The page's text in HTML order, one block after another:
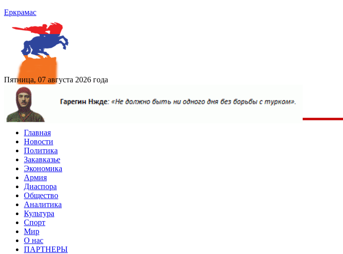
Еркрамас
Пятница, 07 августа 2026 года
Главная
Новости
Политика
Закавказье
Экономика
Армия
Диаспора
Общество
Аналитика
Культура
Спорт
Мир
О нас
ПАРТНЕРЫ